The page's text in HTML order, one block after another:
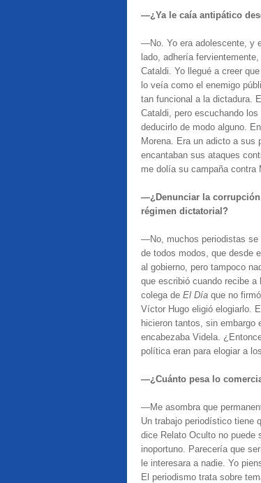
—¿Ya le caía antipático
—No. Yo era adolescente, y
lado, adhería
Cataldi. Yo llegué a creer
lo veía como el enemigo
tan funcional a la dictadura.
Cataldi, pero escuchando
deducirlo de modo alguno.
Morena. Era un adicto a sus
encantaban sus ataques
me dolía su campaña contra
—¿Denunciar la corrupción
régimen dictatorial?
—No, muchos periodistas se
de todos modos, que desde
al gobierno, pero tampoco
que escribió cuando recibe
colega de El Día que no
Víctor Hugo eligió elogiarlo.
hicieron tantos, sin
encabezaba Videla.
política eran para elogiar a
—¿Cuánto pesa lo
—Me asombra que
Un trabajo periodístico tiene
dice Relato Oculto no puede
inoportuno. Parecería que
le interesara a nadie. Yo
El periodismo trata sobre